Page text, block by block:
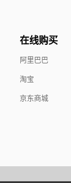
在线购买
阿里巴巴
淘宝
京东商城